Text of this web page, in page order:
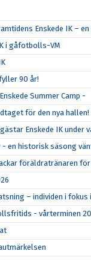
Enskede IK –
i gåfotbolls-VM
90 år!
Summer Camp -
för den nya hallen!
Enskede IK under
en historisk säsong
föräldratränaren
– individen i fokus
- vårterminen